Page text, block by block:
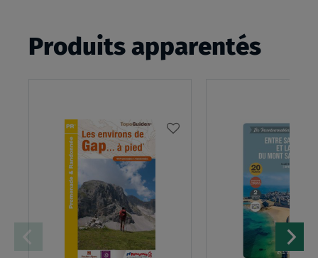
Produits apparentés